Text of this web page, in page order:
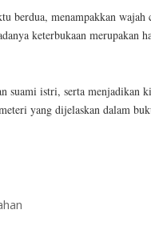
berdua, menampakkan
keterbukaan merupakan
suami istri, serta menjadikan
yang dijelaskan dalam